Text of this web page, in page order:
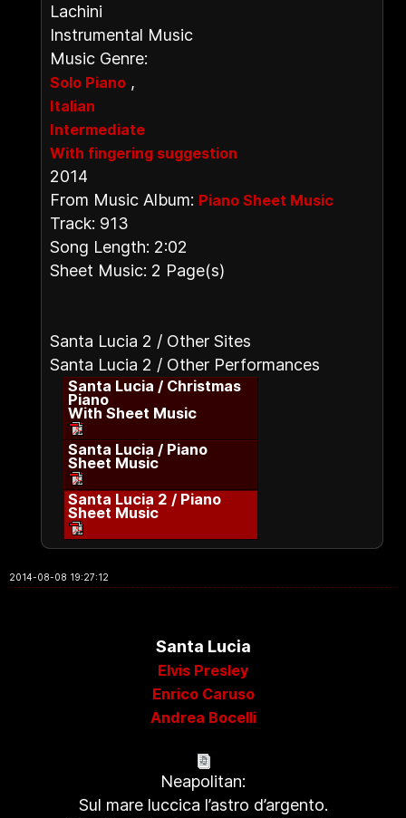
Lachini
Instrumental Music
Music Genre:
Solo Piano ,
Italian
Intermediate
With fingering suggestion
2014
From Music Album: Piano Sheet Music
Track: 913
Song Length: 2:02
Sheet Music: 2 Page(s)
Santa Lucia 2 / Other Sites
Santa Lucia 2 / Other Performances
Santa Lucia / Christmas
Piano
With Sheet Music
Santa Lucia / Piano
Sheet Music
Santa Lucia 2 / Piano
Sheet Music
2014-08-08 19:27:12
Santa Lucia
Elvis Presley
Enrico Caruso
Andrea Bocelli
Neapolitan:
Sul mare luccica l’astro d’argento.